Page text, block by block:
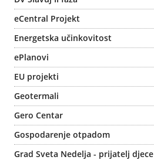
eCentral Projekt
Energetska učinkovitost
ePlanovi
EU projekti
Geotermali
Gero Centar
Gospodarenje otpadom
Grad Sveta Nedelja - prijatelj djece